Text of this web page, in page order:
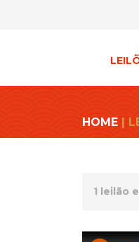
HOME |
1 leilão